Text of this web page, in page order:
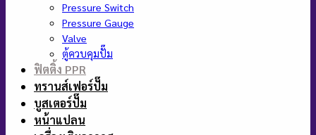
Pressure Switch
Pressure Gauge
Valve
ตู้ควบคุมปั๊ม
ฟิตติ้ง PPR
ทรานส์เฟอร์ปั๊ม
บูสเตอร์ปั๊ม
หน้าแปลน